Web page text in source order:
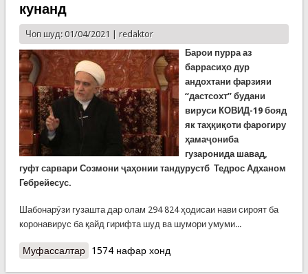
кунанд
Чоп шуд: 01/04/2021 | redaktor
Барои пурра аз
баррасиҳо дур
андохтани фарзияи
“дастсохт” будани
вируси КОВИД-19 бояд
як таҳқиқоти фарогиру
ҳамаҷониба
гузаронида шавад,
гуфт сарвари Созмони ҷаҳонии тандурустб Тедрос Адханом
Гебрейесус.
Шабонарӯзи гузашта дар олам 294 824 ҳодисаи нави сироят ба
коронавирус ба қайд гирифта шуд ва шумори умуми...
Муфассалтаро COVID-19: Шӯрои уламои Маркази исломии
1574 нафар хонд